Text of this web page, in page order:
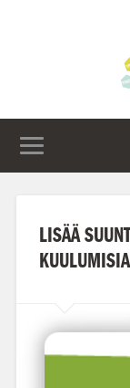
LISÄÄ
KUULUMISIA